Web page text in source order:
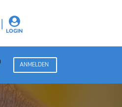
| 
LOGIN
ANMELDEN